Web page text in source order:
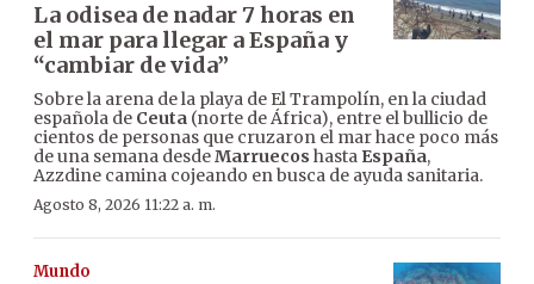
La odisea de nadar 7 horas en
el mar para llegar a España y
“cambiar de vida”
Sobre la arena de la playa de El Trampolín, en la ciudad
española de Ceuta (norte de África), entre el bullicio de
cientos de personas que cruzaron el mar hace poco más
de una semana desdeMarruecos hasta España,
Azzdine camina cojeando en busca de ayuda sanitaria.
Agosto 8, 2026 11:22 a. m.
Mundo